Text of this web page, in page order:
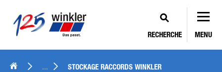
RECHERCHE MENU
... STOCKAGE RACCORDS WINKLER